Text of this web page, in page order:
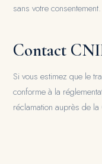
sans votre consentement.
Contact
Si vous estimez que le
conforme à la
réclamation auprès de